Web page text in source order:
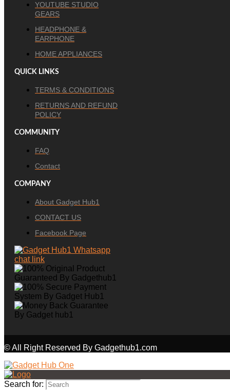
YOUTUBE STUDIO
GEARS
HEADPHONE &
EARPHONE
HOME APPLIANCES
QUICK LINKS
TERMS & CONDITIONS
RETURNS AND REFUND
POLICY
COMMUNITY
FAQ
Contact
COMPANY
About Gadget Hub1
CONTACT US
Facebook Page
© All Right Reserved By Gadgethub1.com
Search for: